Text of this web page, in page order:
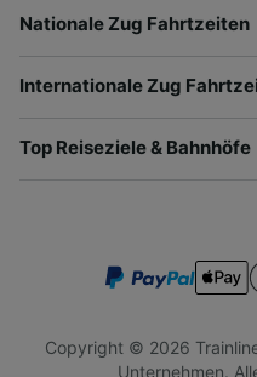
Nationale Zug Fahrtzeiten
Internationale Zug
Top Reiseziele & Bahnhöfe
Copyright © 2026
Unternehmen.